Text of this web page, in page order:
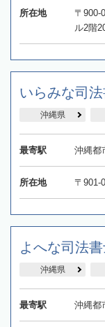
所在地
〒900-
ル2階
いらみな司
沖縄県
最寄駅 沖縄都
所在地 〒901-
よへな司法
沖縄県
最寄駅 沖縄都